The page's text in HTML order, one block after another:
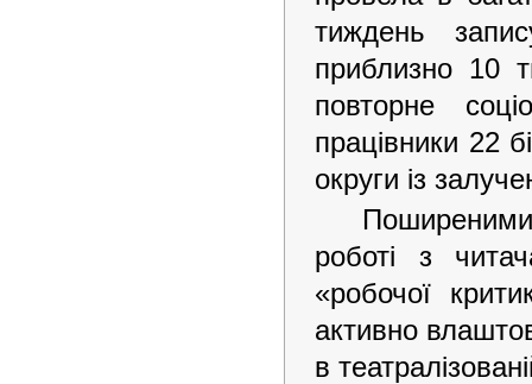
тиждень
приблизно 10
повторне
працівники 22
округи із
роботі з
«робочої
активно
в